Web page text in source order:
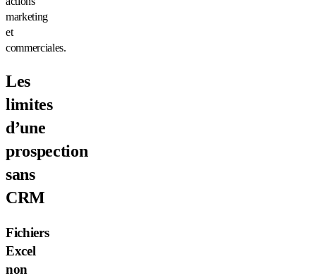
marketing
et
commerciales.
Les
limites
d’une
prospection
sans
CRM
Fichiers
Excel
non